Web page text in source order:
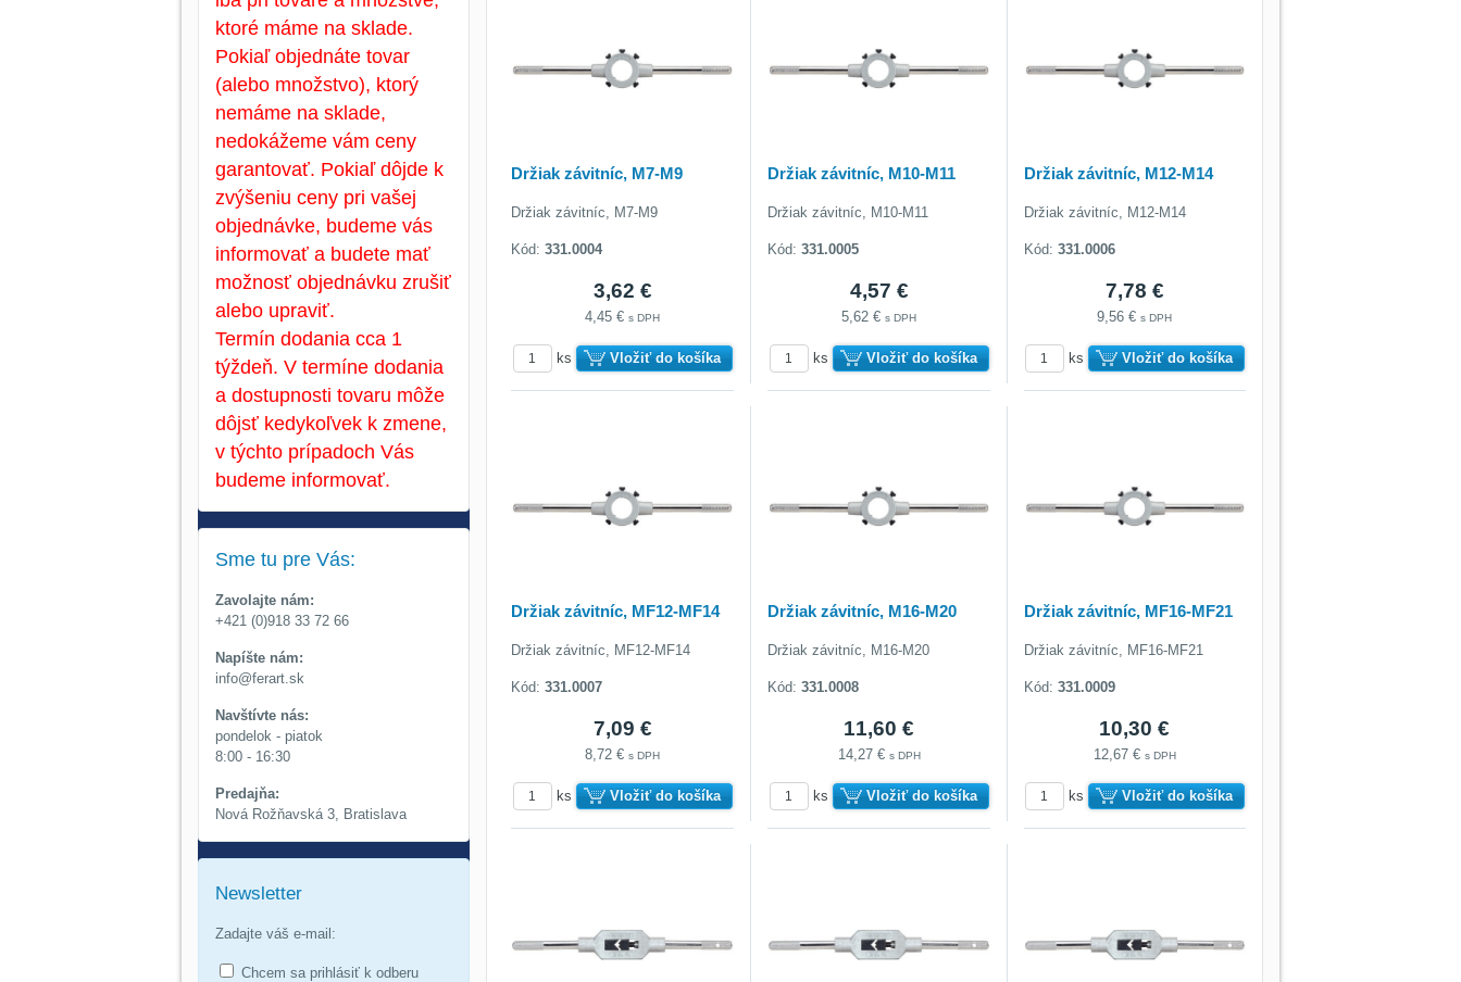
Držiak závitníc, M7-M9
Držiak závitníc, M7-M9
Kód:331.0004
3,62 €
4,45 €s DPH
ks Vložiť do košíka
Držiak závitníc, M10-M11
Držiak závitníc, M10-M11
Kód:331.0005
4,57 €
5,62 €s DPH
ks Vložiť do košíka
Držiak závitníc, M12-M14
Držiak závitníc, M12-M14
Kód: 331.0006
7,78 €
9,56 €s DPH
ks Vložiť do košíka
Držiak závitníc, MF12-MF14
Držiak závitníc, MF12-MF14
Kód:331.0007
7,09 €
8,72 €s DPH
ks Vložiť do košíka
Držiak závitníc, M16-M20
Držiak závitníc, M16-M20
Kód:331.0008
11,60 €
14,27 € s DPH
ks Vložiť do košíka
Držiak závitníc, MF16-MF21
Držiak závitníc, MF16-MF21
Kód: 331.0009
10,30 €
12,67 € s DPH
ks Vložiť do košíka
ktoré máme na sklade.
Pokiaľ objednáte tovar
(alebo množstvo), ktorý
nemáme na sklade,
nedokážeme vám ceny
garantovať. Pokiaľ dôjde k
zvýšeniu ceny pri vašej
objednávke, budeme vás
informovať a budete mať
možnosť objednávku zrušiť
alebo upraviť.
Termín dodania cca 1
týždeň. V termíne dodania
a dostupnosti tovaru môže
dôjsť kedykoľvek k zmene,
v týchto prípadoch Vás
budeme informovať.
Sme tu pre Vás:
Zavolajte nám:
+421 (0)918 33 72 66
Napíšte nám:
info@ferart.sk
Navštívte nás:
pondelok - piatok
8:00 - 16:30
Predajňa:
Nová Rožňavská 3, Bratislava
Newsletter
Zadajte váš e-mail:
Chcem sa prihlásiť k odberu